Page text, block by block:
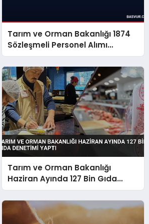
Tarım ve Orman Bakanlığı 1874
Sözleşmeli Personel Alımı
Başlatıyor
Tarım ve Orman Bakanlığı
Haziran Ayında 127 Bin Gıda
Denetimi Yaptı